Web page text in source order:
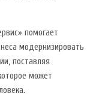
помогает
модернизировать
поставляя
может